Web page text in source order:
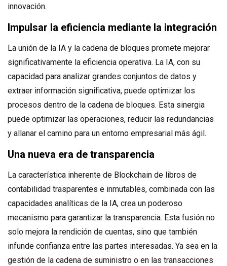
innovación.
Impulsar la eficiencia mediante la integración
La unión de la IA y la cadena de bloques promete mejorar
significativamente la eficiencia operativa. La IA, con su
capacidad para analizar grandes conjuntos de datos y
extraer información significativa, puede optimizar los
procesos dentro de la cadena de bloques. Esta sinergia
puede optimizar las operaciones, reducir las redundancias
y allanar el camino para un entorno empresarial más ágil.
Una nueva era de transparencia
La característica inherente de Blockchain de libros de
contabilidad trasparentes e inmutables, combinada con las
capacidades analíticas de la IA, crea un poderoso
mecanismo para garantizar la transparencia. Esta fusión no
solo mejora la rendición de cuentas, sino que también
infunde confianza entre las partes interesadas. Ya sea en la
gestión de la cadena de suministro o en las transacciones